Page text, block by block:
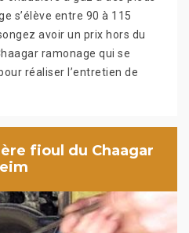
s’élève entre 90 à 115
avoir un prix hors du
ramonage qui se
réaliser l’entretien de
fioul du Chaagar